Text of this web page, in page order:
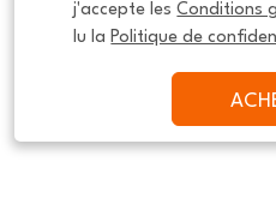
j'accepte les Conditions
lu la Politique de